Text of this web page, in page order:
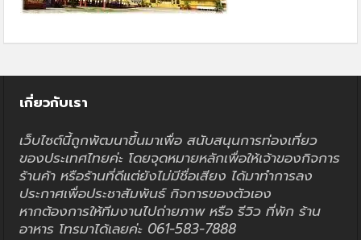
เกี่ยวกับเรา
เว็บไซต์นี้ถูกพัฒนาขึ้นมาเพื่อ สนับสนุนการท่องเที่ยว
ของประเทศไทยค่ะ โดยจุดหมายหลักเพื่อให้เจ้าของกิจการ
ร้านค้า หรือร้านที่ดีแต่ยังไม่มีชื่อเสียง ได้มาทำการลง
ประกาศเพื่อประชาสัมพันธ์ กิจการของตัวเอง
หากต้องการให้ทีมงานไปถ่ายภาพ หรือ รีวิว ที่พัก ร้าน
อาหาร โทรมาได้เลยค่ะ 061-583-7888